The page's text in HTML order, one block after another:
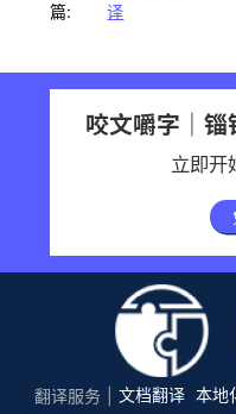
篇:
译
咬文嚼字｜锱
立即开
翻译服务 文档翻译 本地